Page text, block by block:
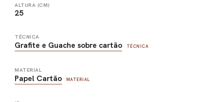
ALTURA (CM)
25
TÉCNICA
Grafite e Guache sobre cartão TÉCNICA
MATERIAL
Papel Cartão MATERIAL